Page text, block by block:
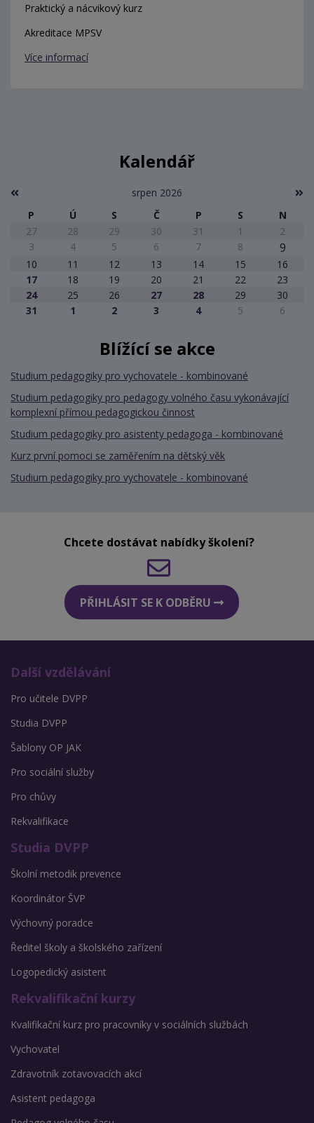
Praktický a nácvikový kurz
Akreditace MPSV
Více informací
Kalendář
srpen 2026
P
Ú S Č P S
N
27
28 29 30 31 1
2
3
4 5 6 7 8 9
10 11 12 13 14 15
16
17
18 19 20 21 22
23
24
25 26 27 28 29
30
31
1 2 3 4 5 6
Blížící se akce
Studium pedagogiky pro vychovatele - kombinované
Studium pedagogiky pro pedagogy volného času vykonávající
komplexní přímou pedagogickou činnost
Studium pedagogiky pro asistenty pedagoga - kombinované
Kurz první pomoci se zaměřením na dětský věk
Studium pedagogiky pro vychovatele - kombinované
Chcete dostávat nabídky školení?
PŘIHLÁSIT SE K ODBĚRU
Další vzdělávání
Pro učitele DVPP
Studia DVPP
Šablony OP JAK
Pro sociální služby
Pro chůvy
Rekvalifikace
Studia DVPP
Školní metodik prevence
Koordinátor ŠVP
Výchovný poradce
Ředitel školy a školského zařízení
Logopedický asistent
Rekvalifikační kurzy
Kvalifikační kurz pro pracovníky v sociálních službách
Vychovatel
Zdravotník zotavovacích akcí
Asistent pedagoga